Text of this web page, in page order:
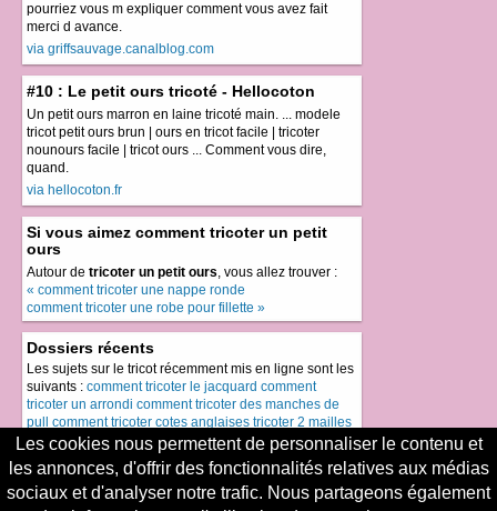
pourriez vous m expliquer comment vous avez fait
merci d avance.
via griffsauvage.canalblog.com
#10 : Le petit ours tricoté - Hellocoton
Un petit ours marron en laine tricoté main. ... modele
tricot petit ours brun | ours en tricot facile | tricoter
nounours facile | tricot ours ... Comment vous dire,
quand.
via hellocoton.fr
Si vous aimez comment tricoter un petit
ours
Autour de tricoter un petit ours, vous allez trouver :
« comment tricoter une nappe ronde
comment tricoter une robe pour fillette »
Dossiers récents
Les sujets sur le tricot récemment mis en ligne sont les
suivants : comment tricoter le jacquard comment
tricoter un arrondi comment tricoter des manches de
pull
comment tricoter cotes anglaises tricoter 2 mailles
ensemble envers
Le meilleur du tricot
Le top du tricot, les sujets les plus demandés sont
Les cookies nous permettent de personnaliser le contenu et
les annonces, d'offrir des fonctionnalités relatives aux médias
sociaux et d'analyser notre trafic. Nous partageons également